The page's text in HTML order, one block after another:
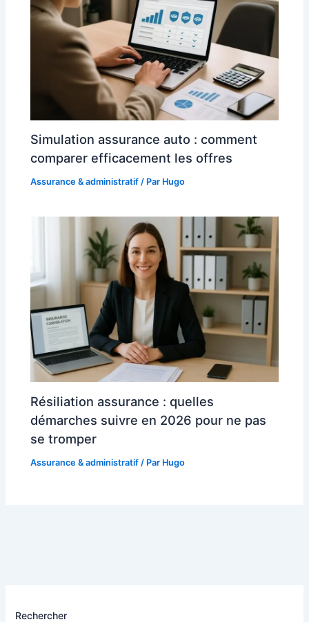
Simulation assurance auto : comment
comparer efficacement les offres
Assurance & administratif / Par Hugo
Résiliation assurance : quelles
démarches suivre en 2026 pour ne pas
se tromper
Assurance & administratif / Par Hugo
Rechercher